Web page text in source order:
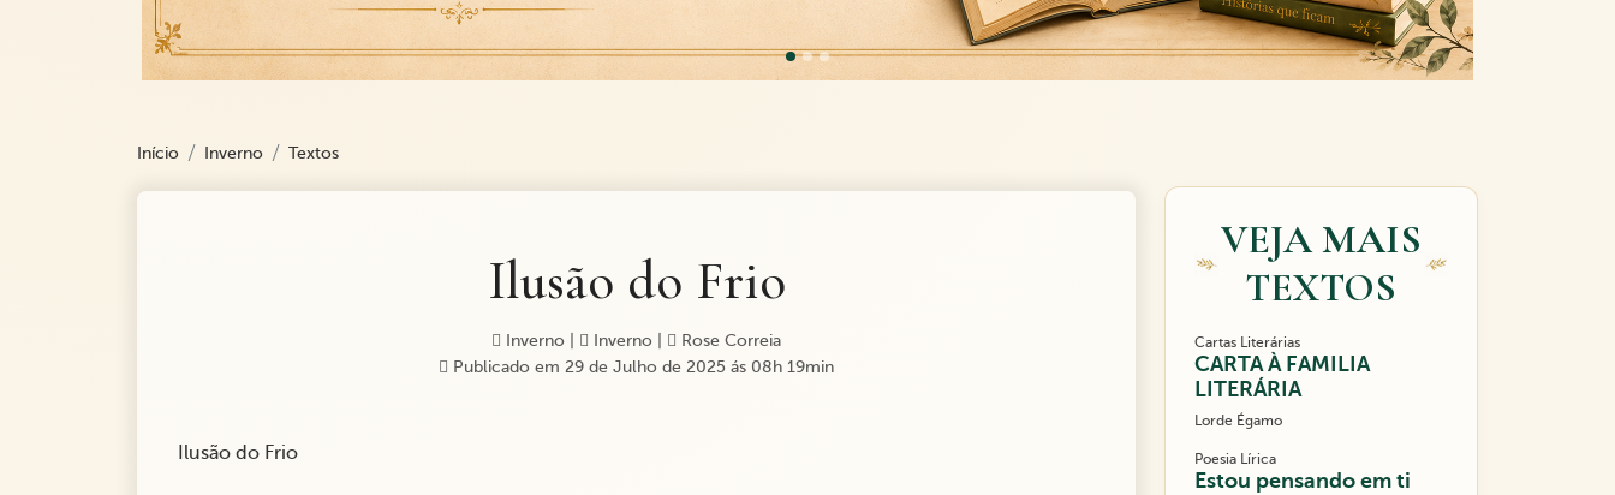
Início Inverno Textos
Ilusão do Frio
Inverno Inverno
Rose Correia
Publicado em 29 de Julho de 2025 ás 08h 19min
Ilusão do Frio
VEJA MAIS
TEXTOS
Cartas Literárias
CARTA À FAMILIA
LITERÁRIA
Lorde Égamo
Poesia Lírica
Estou pensando em ti